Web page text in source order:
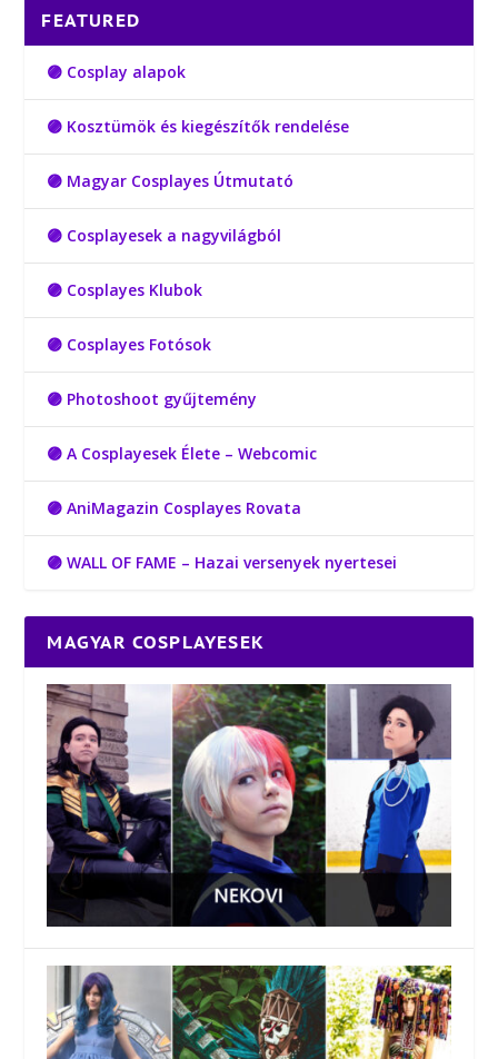
FEATURED
🟣 Cosplay alapok
🟣 Kosztümök és kiegészítők rendelése
🟣 Magyar Cosplayes Útmutató
🟣 Cosplayesek a nagyvilágból
🟣 Cosplayes Klubok
🟣 Cosplayes Fotósok
🟣 Photoshoot gyűjtemény
🟣 A Cosplayesek Élete – Webcomic
🟣 AniMagazin Cosplayes Rovata
🟣 WALL OF FAME – Hazai versenyek nyertesei
MAGYAR COSPLAYESEK